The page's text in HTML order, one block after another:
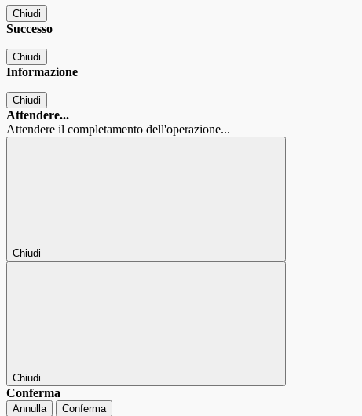
Chiudi
Successo
Chiudi
Informazione
Chiudi
Attendere...
Attendere il completamento dell'operazione...
Chiudi
Chiudi
Conferma
Annulla Conferma